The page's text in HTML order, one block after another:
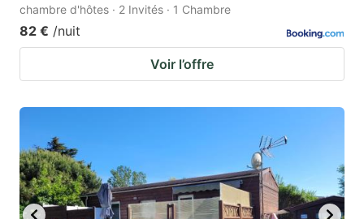
chambre d'hôtes · 2 Invités · 1 Chambre
82 € /nuit
Voir l’offre